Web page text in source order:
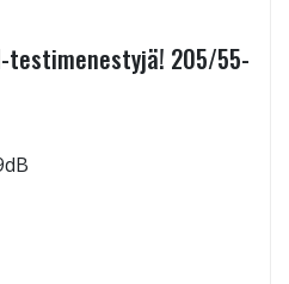
testimenestyjä! 205/55-